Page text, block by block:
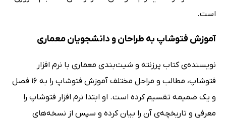
است.
آموزش فتوشاپ به طراحان و دانشجویان معماری
نویسنده‌ی کتاب پرزنته و شیت‌بندی معماری با نرم افزار
فتوشاپ، مطالب و مراحل مختلف آموزش فتوشاپ را به 16 فصل
و یک ضمیمه تقسیم کرده است. او ابتدا نرم افزار فتوشاپ را
معرفی و تاریخچه‌ی آن را بیان کرده و سپس از نسخه‌های